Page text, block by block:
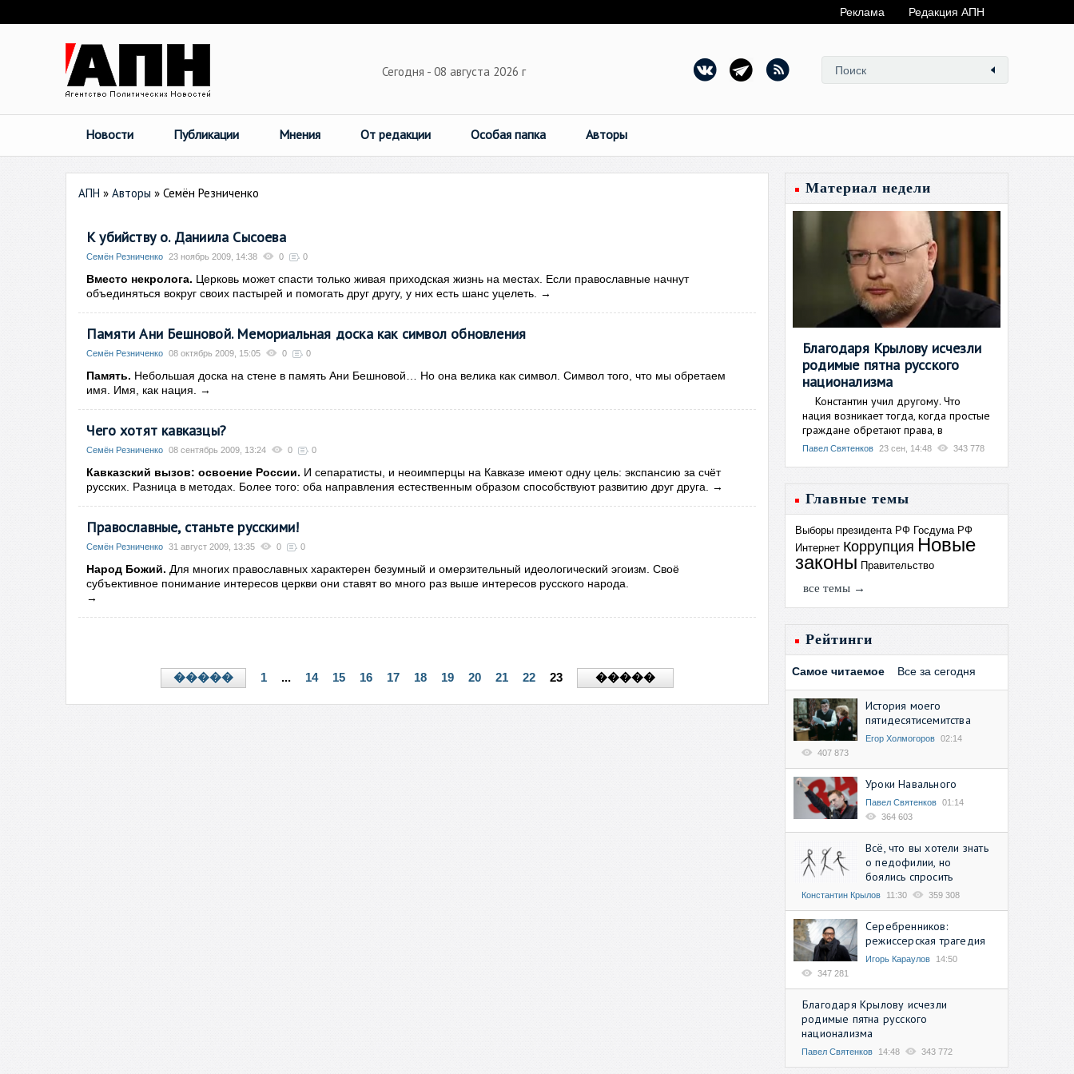
Реклама Редакция АПН
Сегодня - 08 августа 2026 г
Новости Публикации Мнения От редакции Особая папка Авторы
АПН » Авторы » Семён Резниченко
К убийству о. Даниила Сысоева
Семён Резниченко 23 ноябрь 2009, 14:38 0 0
Вместо некролога. Церковь может спасти только живая приходская жизнь на местах. Если православные начнут
объединяться вокруг своих пастырей и помогать друг другу, у них есть шанс уцелеть.
→
Памяти Ани Бешновой. Мемориальная доска как символ обновления
Семён Резниченко 08 октябрь 2009, 15:05 0 0
Память. Небольшая доска на стене в память Ани Бешновой… Но она велика как символ. Символ того, что мы обретаем
имя. Имя, как нация.
→
Чего хотят кавказцы?
Семён Резниченко 08 сентябрь 2009, 13:24 0 0
Кавказский вызов: освоение России. И сепаратисты, и неоимперцы на Кавказе имеют одну цель: экспансию за счёт
русских. Разница в методах. Более того: оба направления естественным образом способствуют развитию друг друга.
→
Православные, станьте русскими!
Семён Резниченко 31 август 2009, 13:35 0 0
Народ Божий. Для многих православных характерен безумный и омерзительный идеологический эгоизм. Своё
субъективное понимание интересов церкви они ставят во много раз выше интересов русского народа.
→
����� 1 ... 14 15 16 17 18 19 20 21 22 23 �����
Материал недели
Благодаря Крылову исчезли
родимые пятна русского
национализма
Константин учил другому. Что
нация возникает тогда, когда простые
граждане обретают права, в
Павел Святенков 23 сен, 14:48 343 778
Главные темы
Выборы президента РФ Госдума РФ
Интернет Коррупция Новые
законы Правительство
все темы →
Рейтинги
Самое читаемое Все за сегодня
История моего
пятидесятисемитства
Егор Холмогоров 02:14
407 873
Уроки Навального
Павел Святенков 01:14
364 603
Всё, что вы хотели знать
о педофилии, но
боялись спросить
Константин Крылов 11:30 359 308
Серебренников:
режиссерская трагедия
Игорь Караулов
14:50
347 281
Благодаря Крылову исчезли
родимые пятна русского
национализма
Павел Святенков 14:48 343 772